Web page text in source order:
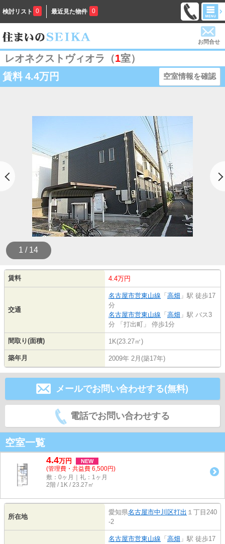
検討リスト 0 最近見た物件 0
お問合せ
レオネクストヴィオラ（1室）
賃料 4.4万円 空室情報を確認
1 / 14
賃料 4.4万円
交通
名古屋市営東山線 「 高畑 」駅 徒歩17
分
名古屋市営東山線 「 高畑 」駅 バス3
分 「打出町」 停歩1分
間取り(面積) 1K(23.27㎡)
築年月 2009年 2月(築17年)
メールでお問い合わせする(無料)
電話でお問い合わせする
空室一覧
4.4万円 NEW
(管理費・共益費 6,500円)
敷：0ヶ月｜礼：1ヶ月
2階 / 1K / 23.27㎡
所在地
愛知県名古屋市中川区打出 １丁目240
-2
名古屋市営東山線 「 高畑 」駅 徒歩17